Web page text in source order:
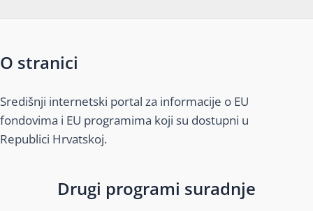
O stranici
Središnji internetski portal za informacije o EU
fondovima i EU programima koji su dostupni u
Republici Hrvatskoj.
Drugi programi suradnje